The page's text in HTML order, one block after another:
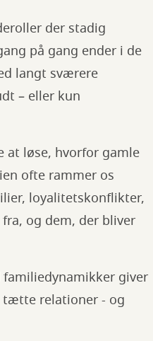
der stadig
på gang ender i de
langt sværere
– eller kun
at løse, hvorfor gamle
ofte rammer os
loyalitetskonflikter,
og dem, der bliver
giver
tætte relationer - og